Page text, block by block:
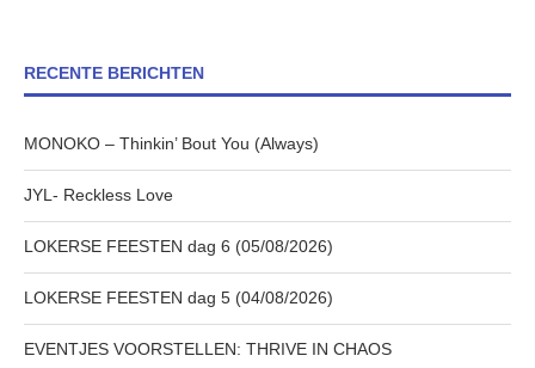
RECENTE BERICHTEN
MONOKO – Thinkin’ Bout You (Always)
JYL- Reckless Love
LOKERSE FEESTEN dag 6 (05/08/2026)
LOKERSE FEESTEN dag 5 (04/08/2026)
EVENTJES VOORSTELLEN: THRIVE IN CHAOS